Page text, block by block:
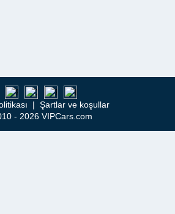
| Şartlar ve koşullar
- 2026 VIPCars.com